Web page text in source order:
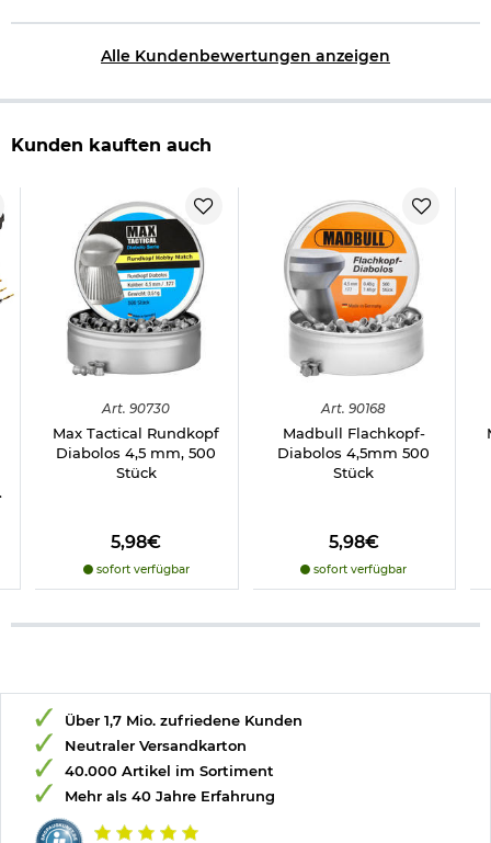
Alle Kundenbewertungen anzeigen
Kunden kauften auch
Art. 90730
Max Tactical Rundkopf
Diabolos 4,5 mm, 500
Stück
5,98€
sofort verfügbar
Art. 90168
Madbull Flachkopf-
Diabolos 4,5mm 500
Stück
5,98€
sofort verfügbar
Über 1,7 Mio. zufriedene Kunden
Neutraler Versandkarton
40.000 Artikel im Sortiment
Mehr als 40 Jahre Erfahrung